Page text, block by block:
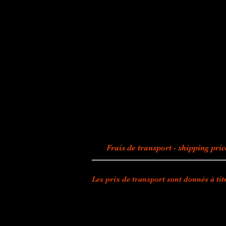
Frais de transport - shipping
Les prix de transport sont donnés à